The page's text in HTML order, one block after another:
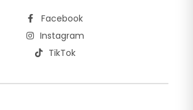
Facebook
Instagram
TikTok